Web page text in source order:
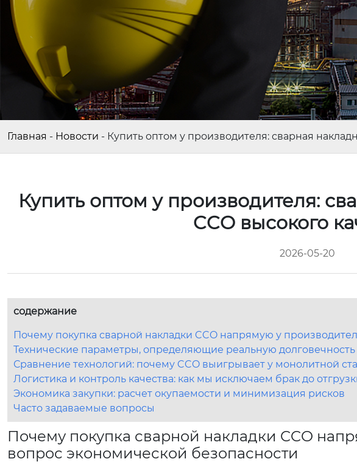
Главная - Новости - Купить оптом у производителя: сварная
Купить оптом у производителя:
CCO высокого
2026-05-20
содержание
Почему покупка сварной накладки CCO напрямую у
Технические параметры, определяющие реальную долговечность
Сравнение технологий: почему CCO выигрывает у монолитной
Логистика и контроль качества: как мы исключаем брак до
Экономика закупки: расчет окупаемости и минимизация рисков
Часто задаваемые вопросы
Почему покупка сварной накладки CCO
вопрос экономической безопасности